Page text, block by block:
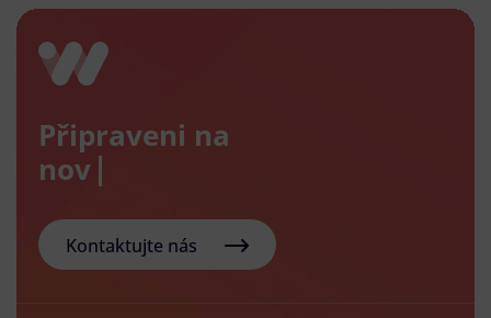
Připraveni na
nový e-sho
Kontaktujte nás